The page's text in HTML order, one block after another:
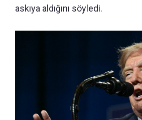
askıya aldığını söyledi.